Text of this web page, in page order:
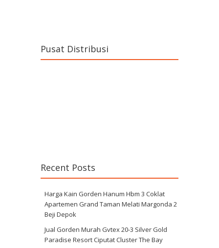
Pusat Distribusi
Recent Posts
Harga Kain Gorden Hanum Hbm 3 Coklat
Apartemen Grand Taman Melati Margonda 2
Beji Depok
Jual Gorden Murah Gvtex 20-3 Silver Gold
Paradise Resort Ciputat Cluster The Bay